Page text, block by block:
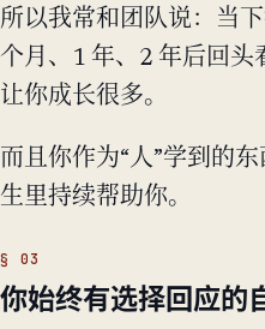
所以我常和团队说：当
个月、1 年、2 年后回头
让你成长很多。
而且你作为“人”学到的
生里持续帮助你。
你始终有选择回应的